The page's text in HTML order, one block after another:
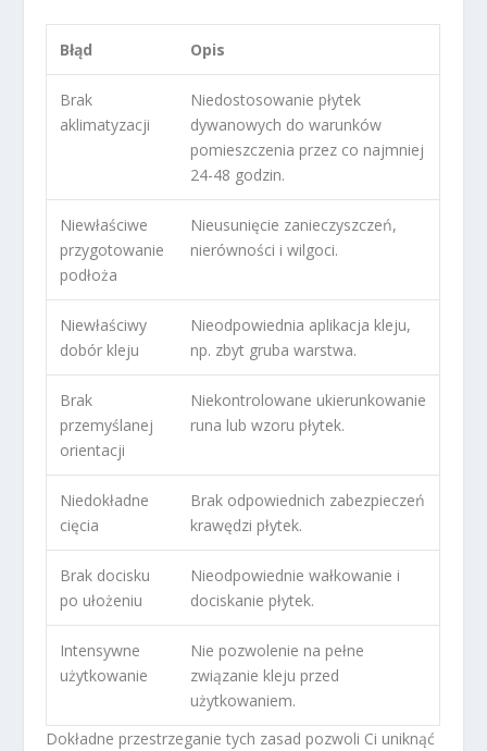
Błąd Opis
Brak
aklimatyzacji
Niedostosowanie płytek
dywanowych do warunków
pomieszczenia przez co najmniej
24-48 godzin.
Niewłaściwe
przygotowanie
podłoża
Nieusunięcie zanieczyszczeń,
nierówności i wilgoci.
Niewłaściwy
dobór kleju
Nieodpowiednia aplikacja kleju,
np. zbyt gruba warstwa.
Brak
przemyślanej
orientacji
Niekontrolowane ukierunkowanie
runa lub wzoru płytek.
Niedokładne
cięcia
Brak odpowiednich zabezpieczeń
krawędzi płytek.
Brak docisku
po ułożeniu
Nieodpowiednie wałkowanie i
dociskanie płytek.
Intensywne
użytkowanie
Nie pozwolenie na pełne
związanie kleju przed
użytkowaniem.
Dokładne przestrzeganie tych zasad pozwoli Ci uniknąć